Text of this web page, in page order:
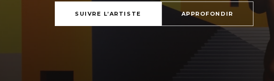
SUIVRE L’ARTISTE APPROFONDIR